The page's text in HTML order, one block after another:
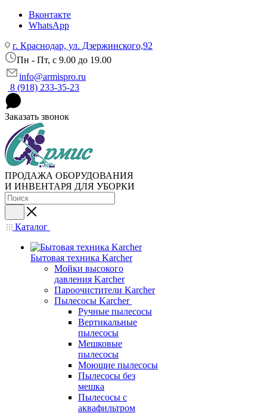
Вконтакте
WhatsApp
г. Краснодар, ул. Дзержинского,92
Пн - Пт, c 9.00 до 19.00
info@armispro.ru
8 (918) 233-35-23
Заказать звонок
ПРОДАЖА ОБОРУДОВАНИЯ
И ИНВЕНТАРЯ ДЛЯ УБОРКИ
Каталог
Бытовая техника Karcher
Мойки высокого
давления Karcher
Пароочистители Karcher
Пылесосы Karcher
Ручные пылесосы
Вертикальные
пылесосы
Мешковые
пылесосы
Моющие пылесосы
Пылесосы без
мешка
Пылесосы с
аквафильтром